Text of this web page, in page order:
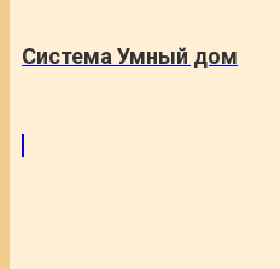
Система Умный дом